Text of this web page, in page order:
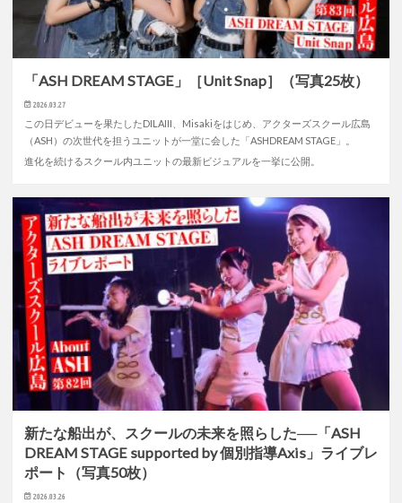
「ASH DREAM STAGE」［Unit Snap］（写真25枚）
2026.03.27
この日デビューを果たしたDILAIII、Misakiをはじめ、アクターズスクール広島
（ASH）の次世代を担うユニットが一堂に会した「ASHDREAM STAGE」。
進化を続けるスクール内ユニットの最新ビジュアルを一挙に公開。
新たな船出が、スクールの未来を照らした──「ASH
DREAM STAGE supported by 個別指導Axis」ライブレ
ポート（写真50枚）
2026.03.26